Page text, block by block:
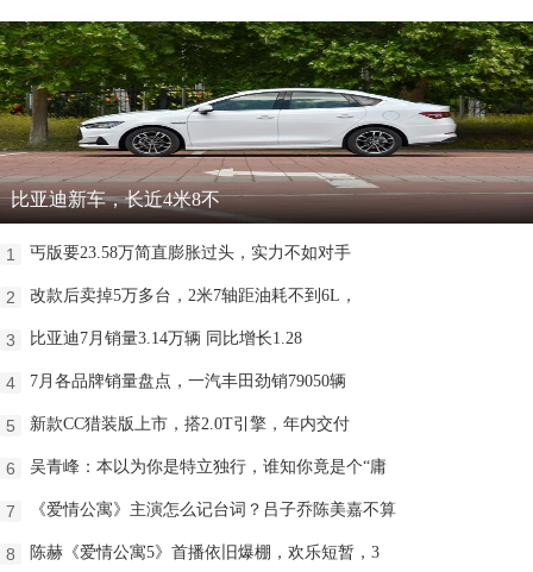
比亚迪新车，长近4米8不
1 丐版要23.58万简直膨胀过头，实力不如对手
2 改款后卖掉5万多台，2米7轴距油耗不到6L，
3 比亚迪7月销量3.14万辆 同比增长1.28
4 7月各品牌销量盘点，一汽丰田劲销79050辆
5 新款CC猎装版上市，搭2.0T引擎，年内交付
6 吴青峰：本以为你是特立独行，谁知你竟是个“庸
7 《爱情公寓》主演怎么记台词？吕子乔陈美嘉不算
8 陈赫《爱情公寓5》首播依旧爆棚，欢乐短暂，3